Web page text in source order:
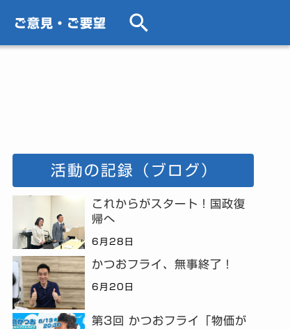
ご意見・ご要望
活動の記録（ブログ）
これからがスタート！国政復
帰へ
6月28日
かつおフライ、無事終了！
6月20日
第3回 かつおフライ「物価が